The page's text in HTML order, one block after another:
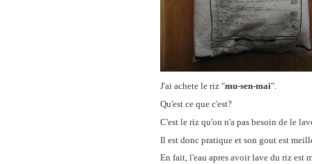
J'ai achete le riz "mu-sen-mai".
Qu'est ce que c'est?
C'est le riz qu'on n'a pas besoin de le
Il est donc pratique et son gout est
En fait, l'eau apres avoir lave du riz est